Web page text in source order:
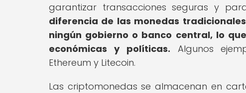
garantizar transacciones seguras y
diferencia de las monedas
ningún gobierno o banco central, lo
económicas y políticas. Algunos
Ethereum y Litecoin.
Las criptomonedas se almacenan en